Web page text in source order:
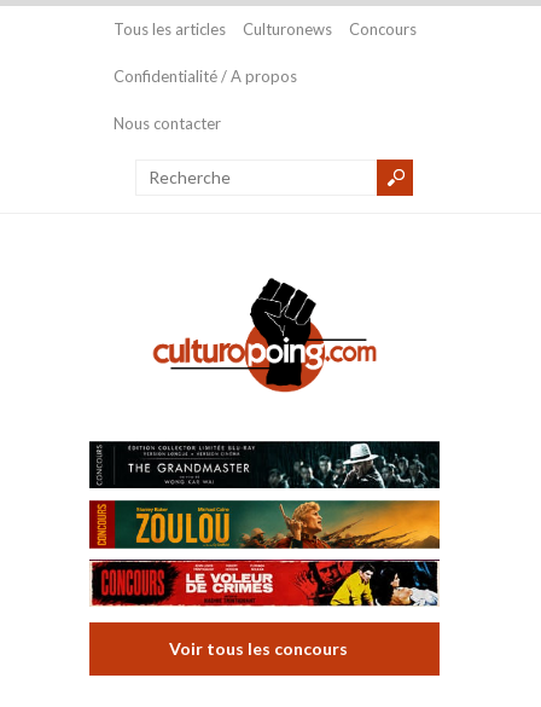
Tous les articles Culturonews Concours
Confidentialité / A propos
Nous contacter
Voir tous les concours